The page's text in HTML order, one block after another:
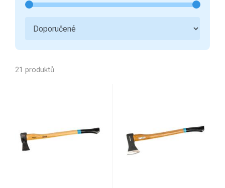
21 produktů
2
3
Pilníky, rašple, dláta
Popisovače, tužky,